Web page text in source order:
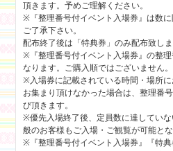
頂きます。予めご理解ください。
※『整理番号付イベント入場券』は数
ご了承下さい。
配布終了後は「特典券」のみ配布致しま
※『整理番号付イベント入場券』の整
なります。ご購入順ではございません。
※入場券に記載されている時間・場所
お集まり頂けなかった場合は、整理番
び頂きます。
※優先入場終了後、定員数に達してい
般のお客様もご入場・ご観覧が可能とな
※『整理番号付イベント入場券』『特